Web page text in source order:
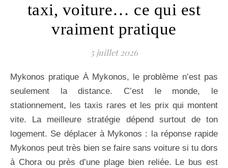
taxi, voiture… ce qui est
vraiment pratique
5 juillet 2026
Mykonos pratique À Mykonos, le problème n’est pas
seulement la distance. C’est le monde, le
stationnement, les taxis rares et les prix qui montent
vite. La meilleure stratégie dépend surtout de ton
logement. Se déplacer à Mykonos : la réponse rapide
Mykonos peut très bien se faire sans voiture si tu dors
à Chora ou près d’une plage bien reliée. Le bus est